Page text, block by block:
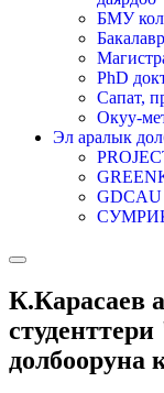
БМУ
PhD
Сапат,
Окуу-
Эл аралык
GDCAU
К.Карасаев